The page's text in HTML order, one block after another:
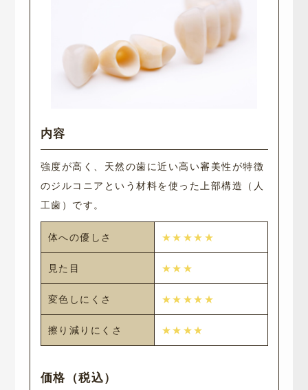
強度が高く、天然の歯に近い高い審美性が特徴
のジルコニアという材料を使った上部構造（人
工歯）です。
体への優しさ ★★★★★
見た目 ★★★
変色しにくさ ★★★★★
擦り減りにくさ ★★★★